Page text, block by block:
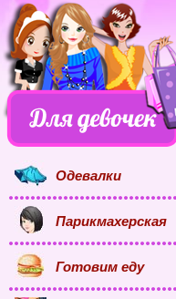
Одевалки
Парикмахерская
Готовим еду